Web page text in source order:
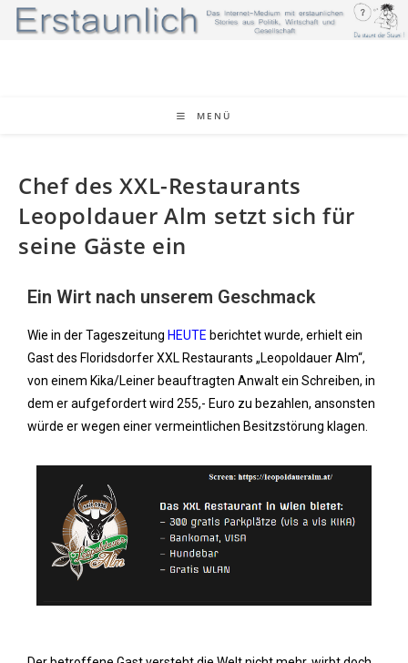
MENÜ
Chef des XXL-Restaurants
Leopoldauer Alm setzt sich für
seine Gäste ein
Ein Wirt nach unserem Geschmack
Wie in der Tageszeitung HEUTE berichtet wurde, erhielt ein
Gast des Floridsdorfer XXL Restaurants „Leopoldauer Alm“,
von einem Kika/Leiner beauftragten Anwalt ein Schreiben, in
dem er aufgefordert wird 255,- Euro zu bezahlen, ansonsten
würde er wegen einer vermeintlichen Besitzstörung klagen.